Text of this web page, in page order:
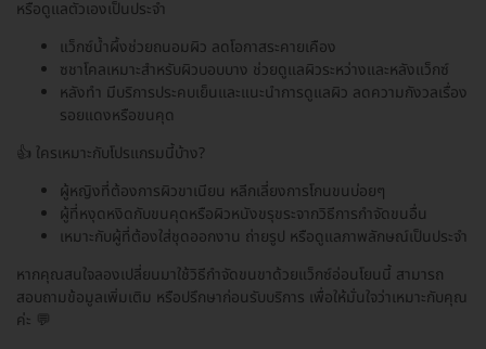
หรือดูแลตัวเองเป็นประจำ
แว็กซ์น้ำผึ้งช่วยถนอมผิว ลดโอกาสระคายเคือง
ซชาโคลเหมาะสำหรับผิวบอบบาง ช่วยดูแลผิวระหว่างและหลังแว็กซ์
หลังทำ มีบริการประคบเย็นและแนะนำการดูแลผิว ลดความกังวลเรื่อง
รอยแดงหรือขนคุด
👍 ใครเหมาะกับโปรแกรมนี้บ้าง?
ผู้หญิงที่ต้องการผิวขาเนียน หลีกเลี่ยงการโกนขนบ่อยๆ
ผู้ที่หงุดหงิดกับขนคุดหรือผิวหนังขรุขระจากวิธีการกำจัดขนอื่น
เหมาะกับผู้ที่ต้องใส่ชุดออกงาน ถ่ายรูป หรือดูแลภาพลักษณ์เป็นประจำ
หากคุณสนใจลองเปลี่ยนมาใช้วิธีกำจัดขนขาด้วยแว็กซ์อ่อนโยนนี้ สามารถ
สอบถามข้อมูลเพิ่มเติม หรือปรึกษาก่อนรับบริการ เพื่อให้มั่นใจว่าเหมาะกับคุณ
ค่ะ 💬